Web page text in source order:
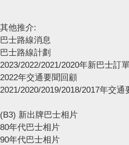
其他推介:
巴士路線消息
巴士路線計劃
2023/2022/2021/2020年新巴士訂
2022年交通要聞回顧
2021/2020/2019/2018/2017年交通
(B3) 新出牌巴士相片
80年代巴士相片
90年代巴士相片